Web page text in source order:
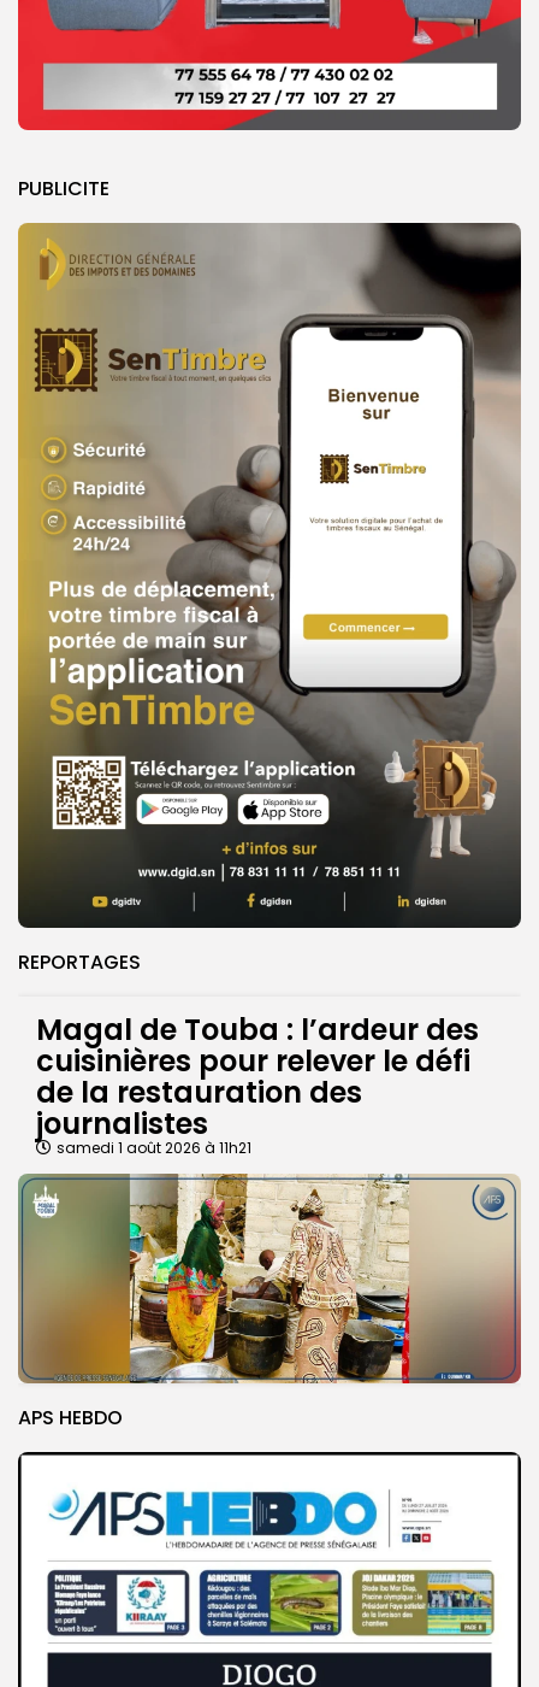
PUBLICITE
REPORTAGES
Magal de Touba : l’ardeur des
cuisinières pour relever le défi
de la restauration des
journalistes
samedi 1 août 2026 à 11h21
APS HEBDO